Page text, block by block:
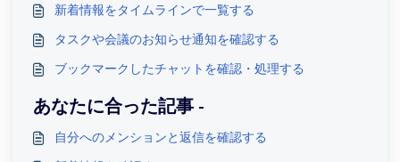
新着情報をタイムラインで一覧する
タスクや会議のお知らせ通知を確認する
ブックマークしたチャットを確認・処理する
あなたに合った記事 -
自分へのメンションと返信を確認する